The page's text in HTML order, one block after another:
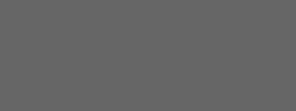
Statistik Cookies erfassen Informationen anonym. Diese Informationen helfen uns zu
Marketing-Cookies werden von Drittanbietern oder Publishern verwendet, um